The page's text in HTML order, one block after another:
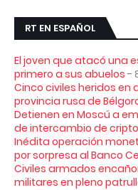
RT EN ESPAÑOL
El joven que atacó una
primero a sus abuelos -
Cinco civiles heridos
provincia rusa de
Detienen en Moscú a
de intercambio de
Inédita operación
por sorpresa al Banco
Civiles armados
militares en pleno